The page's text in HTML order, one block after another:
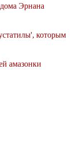
Эрнана
которым
амазонки